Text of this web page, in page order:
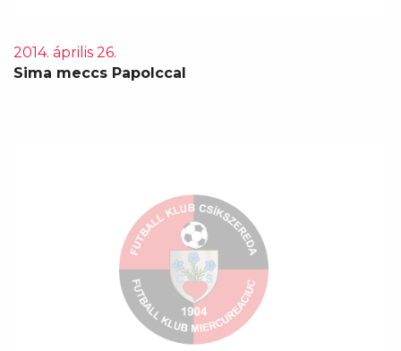
2014. április 26.
Sima meccs Papolccal